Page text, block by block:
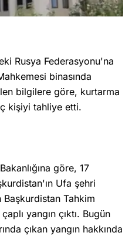
Rusya Federasyonu'na
binasında
bilgilere göre, kurtarma
kişiyi tahliye etti.
göre, 17
Ufa şehri
Tahkim
yangın çıktı. Bugün
çıkan yangın hakkında